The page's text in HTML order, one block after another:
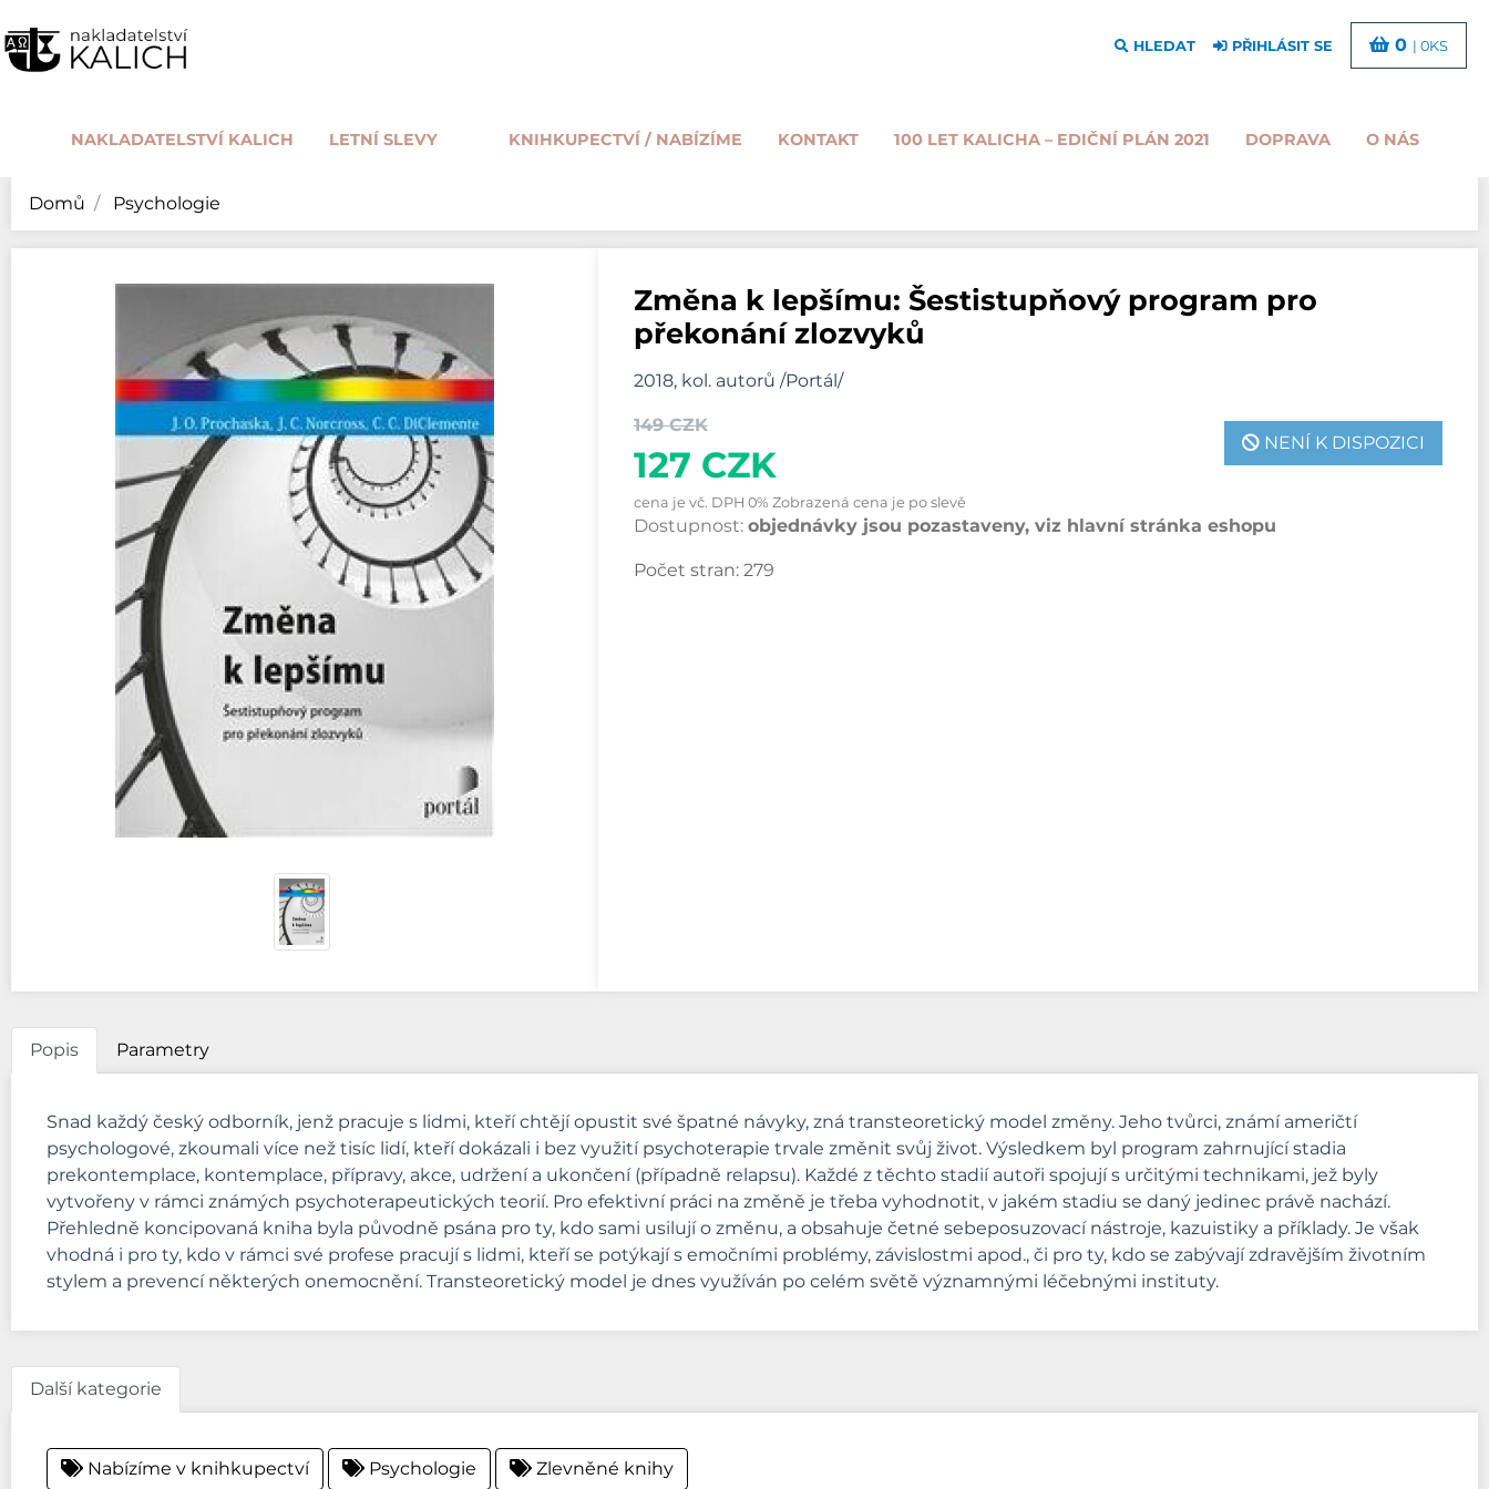
NAKLADATELSTVÍ KALICH LETNÍ SLEVY KNIHKUPECTVÍ / NABÍZÍME KONTAKT 100 LET KALICHA – EDIČNÍ PLÁN 2021 DOPRAVA O NÁS
HLEDAT PŘIHLÁSIT SE 0 | 0KS
Domů Psychologie
Změna k lepšímu: Šestistupňový program pro
překonání zlozvyků
2018, kol. autorů /Portál/
149 CZK
127 CZK
NENÍ K DISPOZICI
cena je vč. DPH 0% Zobrazená cena je po slevě
Dostupnost: objednávky jsou pozastaveny, viz hlavní stránka eshopu
Počet stran: 279
Popis Parametry
Snad každý český odborník, jenž pracuje s lidmi, kteří chtějí opustit své špatné návyky, zná transteoretický model změny. Jeho tvůrci, známí američtí
psychologové, zkoumali více než tisíc lidí, kteří dokázali i bez využití psychoterapie trvale změnit svůj život. Výsledkem byl program zahrnující stadia
prekontemplace, kontemplace, přípravy, akce, udržení a ukončení (případně relapsu). Každé z těchto stadií autoři spojují s určitými technikami, jež byly
vytvořeny v rámci známých psychoterapeutických teorií. Pro efektivní práci na změně je třeba vyhodnotit, v jakém stadiu se daný jedinec právě nachází.
Přehledně koncipovaná kniha byla původně psána pro ty, kdo sami usilují o změnu, a obsahuje četné sebeposuzovací nástroje, kazuistiky a příklady. Je však
vhodná i pro ty, kdo v rámci své profese pracují s lidmi, kteří se potýkají s emočními problémy, závislostmi apod., či pro ty, kdo se zabývají zdravějším životním
stylem a prevencí některých onemocnění. Transteoretický model je dnes využíván po celém světě významnými léčebnými instituty.
Další kategorie
Nabízíme v knihkupectví Psychologie Zlevněné knihy